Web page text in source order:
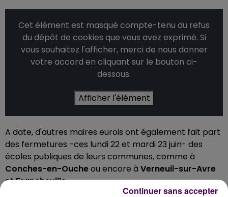
Cet élément est masqué compte-tenu du refus
du dépôt de cookies que vous avez exprimé. Si
vous souhaitez l'afficher, merci de nous donner
votre accord en cliquant sur le bouton ci-
dessous.
Afficher l'élément
A date, d'autres maires eurois ont également fait part
des fermetures -ces lundi 22 et mardi 23 juin- des
écoles publiques de leurs communes, comme à
Conches-en-Oucheou encore à Verneuil-sur-Avre
etFrancheville.
Continuer sans accepter